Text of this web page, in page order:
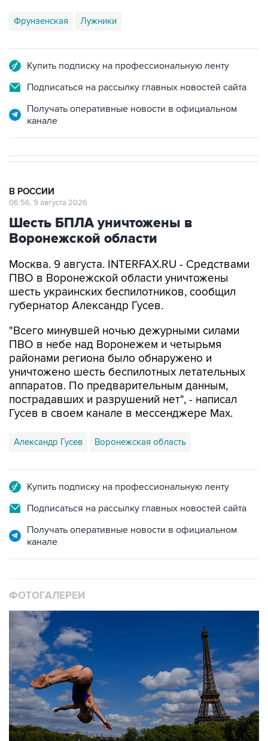
Фрунзенская Лужники
Купить подписку на профессиональную ленту
Подписаться на рассылку главных новостей сайта
Получать оперативные новости в официальном
канале
В РОССИИ
06:56, 9 августа 2026
Шесть БПЛА уничтожены в
Воронежской области
Москва. 9 августа. INTERFAX.RU - Средствами
ПВО в Воронежской области уничтожены
шесть украинских беспилотников, сообщил
губернатор Александр Гусев.
"Всего минувшей ночью дежурными силами
ПВО в небе над Воронежем и четырьмя
районами региона было обнаружено и
уничтожено шесть беспилотных летательных
аппаратов. По предварительным данным,
пострадавших и разрушений нет", - написал
Гусев в своем канале в мессенджере Max.
Александр Гусев Воронежская область
Купить подписку на профессиональную ленту
Подписаться на рассылку главных новостей сайта
Получать оперативные новости в официальном
канале
ФОТОГАЛЕРЕИ